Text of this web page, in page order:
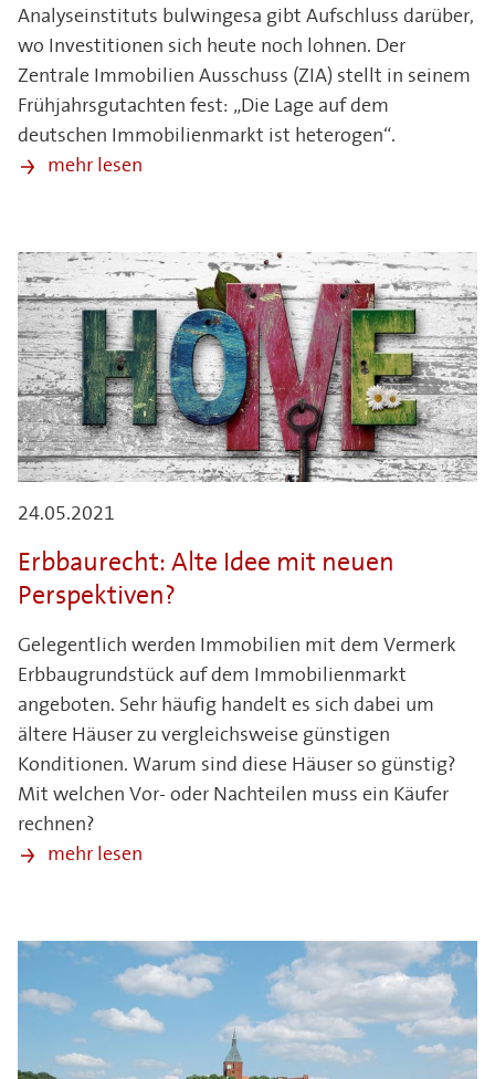
Analyseinstituts bulwingesa gibt Aufschluss darüber,
wo Investitionen sich heute noch lohnen. Der
Zentrale Immobilien Ausschuss (ZIA) stellt in seinem
Frühjahrsgutachten fest: „Die Lage auf dem
deutschen Immobilienmarkt ist heterogen“.
mehr lesen
24.05.2021
Erbbaurecht: Alte Idee mit neuen
Perspektiven?
Gelegentlich werden Immobilien mit dem Vermerk
Erbbaugrundstück auf dem Immobilienmarkt
angeboten. Sehr häufig handelt es sich dabei um
ältere Häuser zu vergleichsweise günstigen
Konditionen. Warum sind diese Häuser so günstig?
Mit welchen Vor- oder Nachteilen muss ein Käufer
rechnen?
mehr lesen